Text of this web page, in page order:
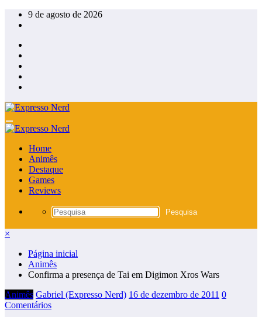
Pular
para
conteúdo
9 de agosto de 2026
Home
Animês
Destaque
Games
Reviews
×
Página inicial
Animês
Confirma a presença de Tai em Digimon Xros Wars
Animês Gabriel (Expresso Nerd) 16 de dezembro de 2011 0
Comentários